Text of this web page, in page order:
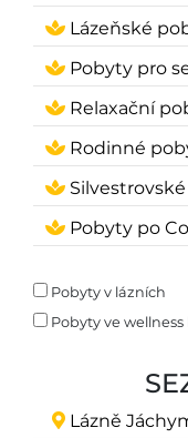
Lázeňské
Pobyty pro
Relaxační
Rodinné
Pobyty po
Pobyty v lázních
Pobyty ve
Lázně